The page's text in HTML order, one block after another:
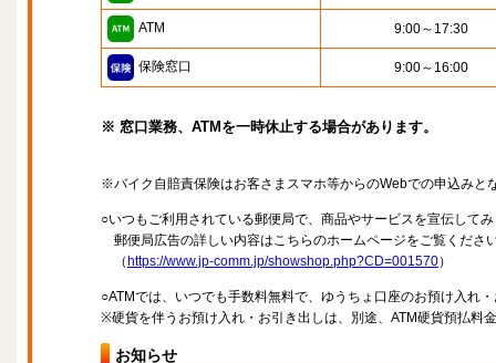
ATM 9:00～17:30
保険窓口 9:00～16:00
※ 窓口業務、ATMを一時休止する場合があります。
※バイク自賠責保険はお客さまスマホ等からのWebでの申込みと
○いつもご利用されている郵便局で、商品やサービスを宣伝して
郵便局広告の詳しい内容はこちらのホームページをご覧くださ
（ https://www.jp-comm.jp/showshop.php?CD=001570）
○ATMでは、いつでも手数料無料で、ゆうちょ口座のお預け入れ
※硬貨を伴うお預け入れ・お引き出しは、別途、ATM硬貨預払料
お知らせ